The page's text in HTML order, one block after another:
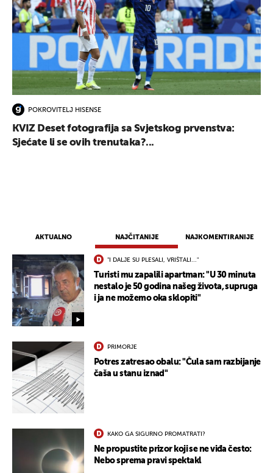
AKTUALNO NAJČITANIJE NAJKOMENTIRANIJE
"I DALJE SU PLESALI, VRIŠTALI..."
Turisti mu zapalili apartman: "U 30 minuta
nestalo je 50 godina našeg života, supruga
i ja ne možemo oka sklopiti"
PRIMORJE
Potres zatresao obalu: "Čula sam razbijanje
čaša u stanu iznad"
KAKO GA SIGURNO PROMATRATI?
Ne propustite prizor koji se ne viđa često:
Nebo sprema pravi spektakl
POKROVITELJ HISENSE
KVIZ Deset fotografija sa Svjetskog prvenstva:
Sjećate li se ovih trenutaka?...